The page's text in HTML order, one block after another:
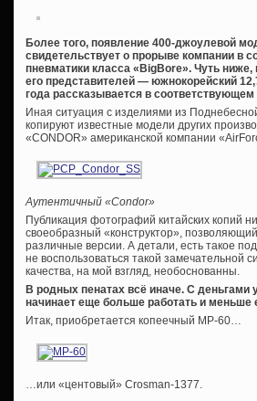
Более того, появление 400-джоулевой
свидетельствует о прорыве компании в
пневматики класса «BigBore». Чуть
его представителей — южнокорейский
года рассказывается в соответствующем
Иная ситуация с изделиями из
копируют известные модели других
«CONDOR» американской компании
Аутентичный «Condor»
Публикация фотографий китайских копий
своеобразный «конструктор»,
различные версии. А детали, есть такое
не воспользоваться такой замечательной
качества, на мой взгляд, необоснованны.
В родных пенатах всё иначе. С деньгами
начинает еще больше работать и меньше
Итак, приобретается копеечный МР-60…
…или «центовый» Crosman-1377.